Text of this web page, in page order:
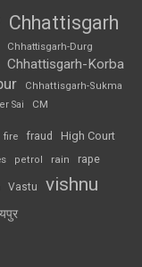
Chhattisgarh
Chhattisgarh-Durg
Chhattisgarh-Korba
Chhattisgarh-Sukma
Sai CM
fire fraud High Court
petrol rain rape
Vastu vishnu